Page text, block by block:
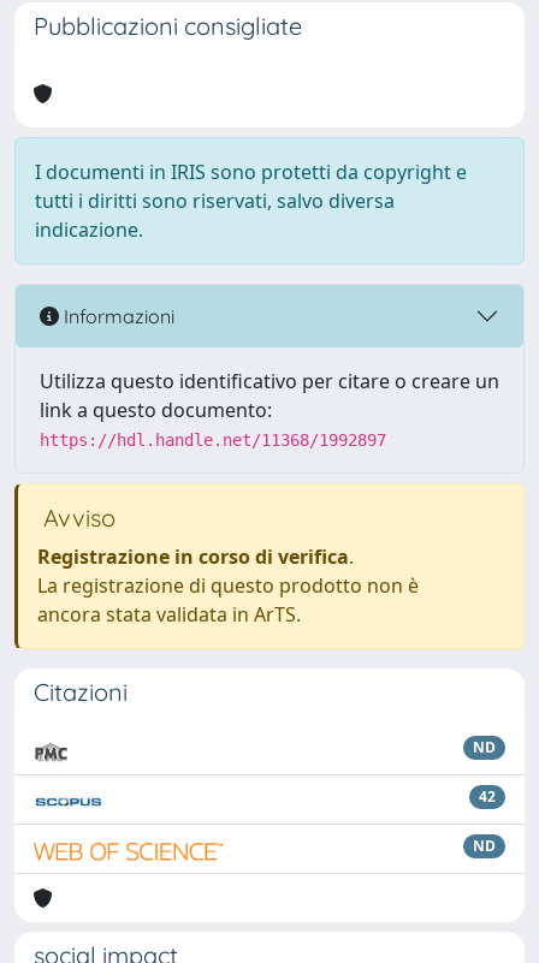
Pubblicazioni consigliate
I documenti in IRIS sono protetti da copyright e
tutti i diritti sono riservati, salvo diversa
indicazione.
Informazioni
Utilizza questo identificativo per citare o creare un
link a questo documento:
https://hdl.handle.net/11368/1992897
Avviso
Registrazione in corso di verifica.
La registrazione di questo prodotto non è
ancora stata validata in ArTS.
Citazioni
ND
42
ND
social impact